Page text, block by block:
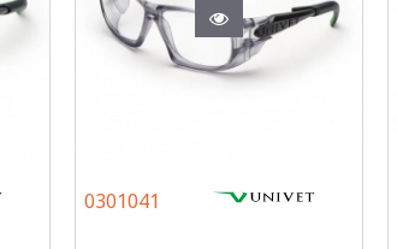
0301041